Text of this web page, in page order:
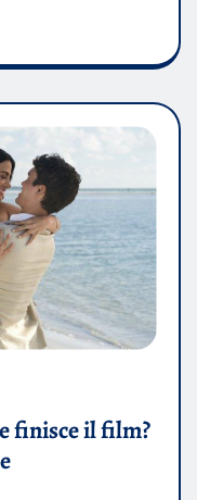
finisce il film?